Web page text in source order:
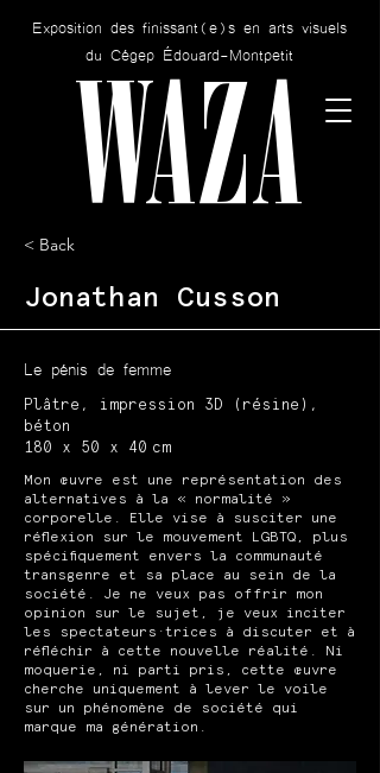
Exposition des finissant(e)s en arts visuels
du Cégep Édouard-Montpetit
WAZA
< Back
Jonathan Cusson
Le pénis de femme
Plâtre, impression 3D (résine),
béton
180 x 50 x 40 cm
Mon œuvre est une représentation des
alternatives à la « normalité »
corporelle. Elle vise à susciter une
réflexion sur le mouvement LGBTQ, plus
spécifiquement envers la communauté
transgenre et sa place au sein de la
société. Je ne veux pas offrir mon
opinion sur le sujet, je veux inciter
les spectateurs·trices à discuter et à
réfléchir à cette nouvelle réalité. Ni
moquerie, ni parti pris, cette œuvre
cherche uniquement à lever le voile
sur un phénomène de société qui
marque ma génération.